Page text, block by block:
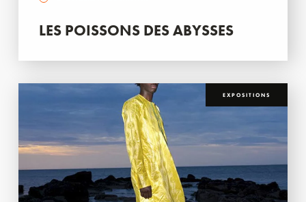
LES POISSONS DES ABYSSES
EXPOSITIONS